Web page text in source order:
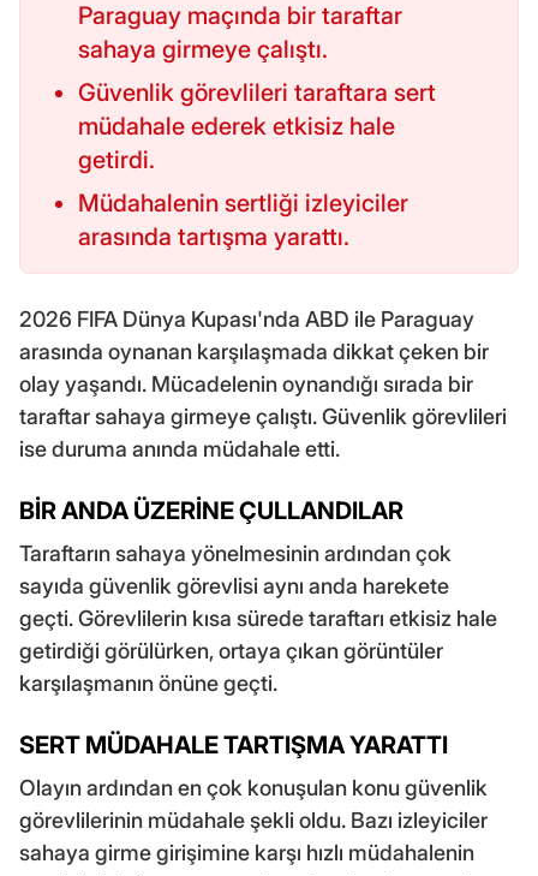
Paraguay maçında bir taraftar
sahaya girmeye çalıştı.
Güvenlik görevlileri taraftara sert
müdahale ederek etkisiz hale
getirdi.
Müdahalenin sertliği izleyiciler
arasında tartışma yarattı.
2026 FIFA Dünya Kupası'nda ABD ile Paraguay
arasında oynanan karşılaşmada dikkat çeken bir
olay yaşandı. Mücadelenin oynandığı sırada bir
taraftar sahaya girmeye çalıştı. Güvenlik görevlileri
ise duruma anında müdahale etti.
BİR ANDA ÜZERİNE ÇULLANDILAR
Taraftarın sahaya yönelmesinin ardından çok
sayıda güvenlik görevlisi aynı anda harekete
geçti. Görevlilerin kısa sürede taraftarı etkisiz hale
getirdiği görülürken, ortaya çıkan görüntüler
karşılaşmanın önüne geçti.
SERT MÜDAHALE TARTIŞMA YARATTI
Olayın ardından en çok konuşulan konu güvenlik
görevlilerinin müdahale şekli oldu. Bazı izleyiciler
sahaya girme girişimine karşı hızlı müdahalenin